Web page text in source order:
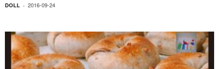
DOLL - 2016-09-24